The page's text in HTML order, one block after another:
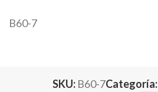
B60-7
SKU: B60-7Categoría: